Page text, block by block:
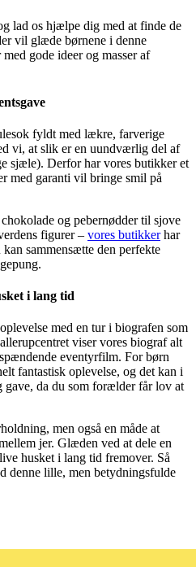
lad os hjælpe dig med at finde de
vil glæde børnene i denne
gode ideer og masser af
fyldt med lækre, farverige
vi, at slik er en uundværlig del af
sjæle). Derfor har vores butikker et
med garanti vil bringe smil på
og pebernødder til sjove
figurer – vores butikkerhar
sammensætte den perfekte
i lang tid
med en tur i biografen som
viser vores biograf alt
eventyrfilm. For børn
fantastisk oplevelse, og det kan i
gave, da du som forælder får lov at
men også en måde at
jer. Glæden ved at dele en
husket i lang tid fremover. Så
denne lille, men betydningsfulde